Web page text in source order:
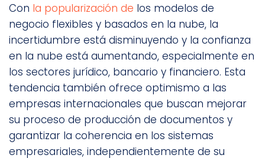
Con la popularización de los modelos de
negocio flexibles y basados en la nube, la
incertidumbre está disminuyendo y la confianza
en la nube está aumentando, especialmente en
los sectores jurídico, bancario y financiero. Esta
tendencia también ofrece optimismo a las
empresas internacionales que buscan mejorar
su proceso de producción de documentos y
garantizar la coherencia en los sistemas
empresariales, independientemente de su